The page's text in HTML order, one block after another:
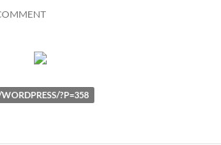
?P=358